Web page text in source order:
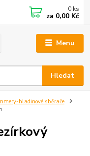
Menu
Hledat
0 ks
za 0,00 Kč
hladinové sběrače